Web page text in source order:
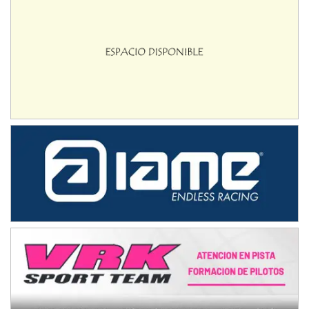
Villaguay (Entre Ríos)
VICTORIENSE - F7
El Cerro (Tierra)
Victoria (Entre Ríos)
Moto Club Reginense (Tierra)
CSK - F7
Juventud Unida (Tierra)
Humboldt (Santa Fe)